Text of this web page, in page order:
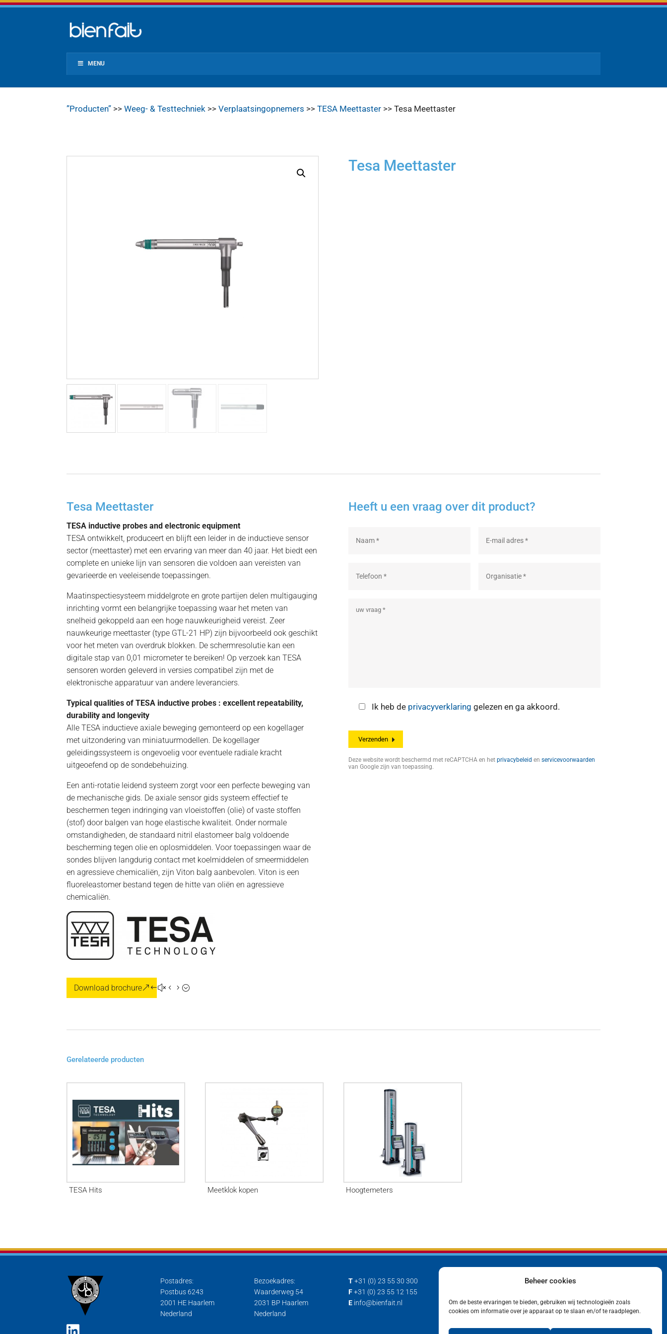
Beheer cookies
Om de beste ervaringen te bieden, gebruiken wij technologieën zoals
cookies om informatie over je apparaat op te slaan en/of te raadplegen.
MENU
”Producten” >>Weeg- & Testtechniek >>Verplaatsingopnemers >>TESA Meettaster >> Tesa Meettaster
Tesa Meettaster
Tesa Meettaster
TESA inductive probes and electronic equipment
TESA ontwikkelt, produceert en blijft een leider in de inductieve sensor
sector (meettaster) met een ervaring van meer dan 40 jaar. Het biedt een
complete en unieke lijn van sensoren die voldoen aan vereisten van
gevarieerde en veeleisende toepassingen.
Maatinspectiesysteem middelgrote en grote partijen delen multigauging
inrichting vormt een belangrijke toepassing waar het meten van
snelheid gekoppeld aan een hoge nauwkeurigheid vereist. Zeer
nauwkeurige meettaster (type GTL-21 HP) zijn bijvoorbeeld ook geschikt
voor het meten van overdruk blokken. De schermresolutie kan een
digitale stap van 0,01 micrometer te bereiken! Op verzoek kan TESA
sensoren worden geleverd in versies compatibel zijn met de
elektronische apparatuur van andere leveranciers.
Typical qualities of TESA inductive probes : excellent repeatability,
durability and longevity
Alle TESA inductieve axiale beweging gemonteerd op een kogellager
met uitzondering van miniatuurmodellen. De kogellager
geleidingssysteem is ongevoelig voor eventuele radiale kracht
uitgeoefend op de sondebehuizing.
Een anti-rotatie leidend systeem zorgt voor een perfecte beweging van
de mechanische gids. De axiale sensor gids systeem effectief te
beschermen tegen indringing van vloeistoffen (olie) of vaste stoffen
(stof) door balgen van hoge elastische kwaliteit. Onder normale
omstandigheden, de standaard nitril elastomeer balg voldoende
bescherming tegen olie en oplosmiddelen. Voor toepassingen waar de
sondes blijven langdurig contact met koelmiddelen of smeermiddelen
en agressieve chemicaliën, zijn Viton balg aanbevolen. Viton is een
fluoreleastomer bestand tegen de hitte van oliën en agressieve
chemicaliën.
Download brochure
Heeft u een vraag over dit product?
Ik heb de privacyverklaring gelezen en ga akkoord.
Deze website wordt beschermd met reCAPTCHA en het privacybeleid en servicevoorwaarden
van Google zijn van toepassing.
Gerelateerde producten
TESA Hits Meetklok kopen Hoogtemeters
Postadres:
Postbus 6243
2001 HE Haarlem
Nederland
Bezoekadres:
Waarderweg 54
2031 BP Haarlem
Nederland
T +31 (0) 23 55 30 300
F +31 (0) 23 55 12 155
E info@bienfait.nl
Contact
Privacyverklaring